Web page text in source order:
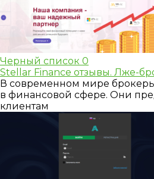
Черный список 0
Stellar Finance отзывы. Лже-
В современном мире
в финансовой сфере. Они
клиентам